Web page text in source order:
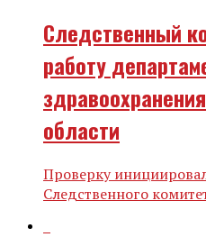
Следственный
работу
области
Проверку
Следственного